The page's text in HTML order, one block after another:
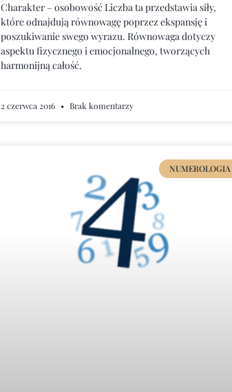
Charakter – osobowość Liczba ta przedstawia siły,
które odnajdują równowagę poprzez ekspansję i
poszukiwanie swego wyrazu. Równowaga dotyczy
aspektu fizycznego i emocjonalnego, tworzących
harmonijną całość.
2 czerwca 2016 Brak komentarzy
NUMEROLOGIA